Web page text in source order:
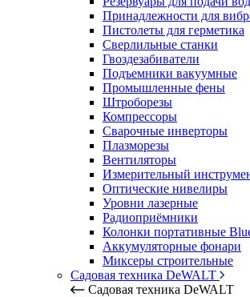
Принадлежности для
Пистолеты для герметика
Сверлильные станки
Гвоздезабиватели
Подъемники вакуумные
Промышленные фены
Штроборезы
Компрессоры
Сварочные инверторы
Плазморезы
Вентиляторы
Измерительный
Оптические нивелиры
Уровни лазерные
Радиоприёмники
Колонки портативные
Аккумуляторные фонари
Миксеры строительные
Садовая техника DeWALT
Садовая техника DeWALT